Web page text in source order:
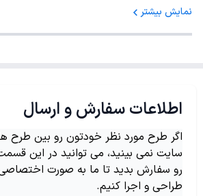
نمایش بیشتر
اطلاعات سفارش و ارسال
اگر طرح مورد نظر خودتون رو بین طرح
سایت نمی بینید، می توانید در این
رو سفارش بدید تا ما به صورت
طراحی و اجرا کنیم.